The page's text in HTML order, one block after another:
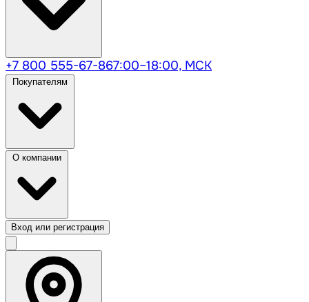
+7 800 555-67-867:00–18:00, МСК
Вход или регистрация